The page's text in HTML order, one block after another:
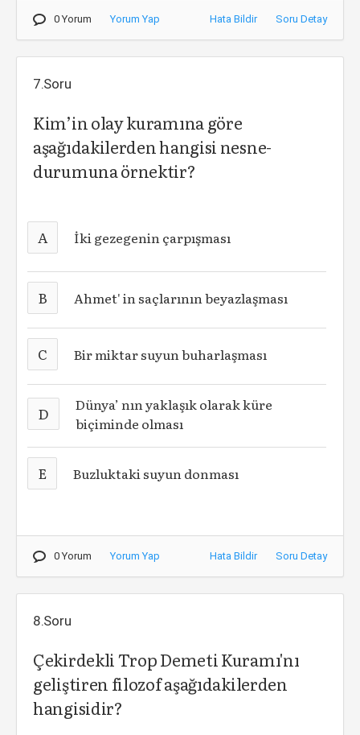
0 Yorum Yorum Yap Hata Bildir Soru Detay
7.Soru
Kim’in olay kuramına göre
aşağıdakilerden hangisi nesne­-
durumuna örnektir?
A İki gezegenin çarpışması
B Ahmet' in saçlarının beyazlaşması
C Bir miktar suyun buharlaşması
D
Dünya’ nın yaklaşık olarak küre
biçiminde olması
E Buzluktaki suyun donması
0 Yorum Yorum Yap Hata Bildir Soru Detay
8.Soru
Çekirdekli Trop Demeti Kuramı'nı
geliştiren filozof aşağıdakilerden
hangisidir?